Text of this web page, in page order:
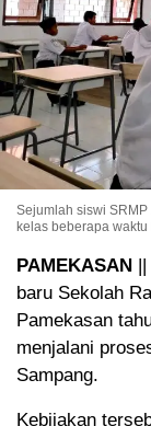
Sejumlah siswi
kelas beberapa
PAMEKASAN ||
baru Sekolah
Pamekasan
menjalani
Sampang.
Kebijakan